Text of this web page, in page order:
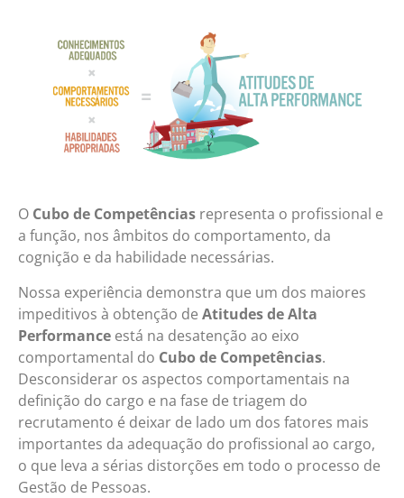
O Cubo de Competências representa o profissional e
a função, nos âmbitos do comportamento, da
cognição e da habilidade necessárias.
Nossa experiência demonstra que um dos maiores
impeditivos à obtenção de Atitudes de Alta
Performance está na desatenção ao eixo
comportamental do Cubo de Competências.
Desconsiderar os aspectos comportamentais na
definição do cargo e na fase de triagem do
recrutamento é deixar de lado um dos fatores mais
importantes da adequação do profissional ao cargo,
o que leva a sérias distorções em todo o processo de
Gestão de Pessoas.